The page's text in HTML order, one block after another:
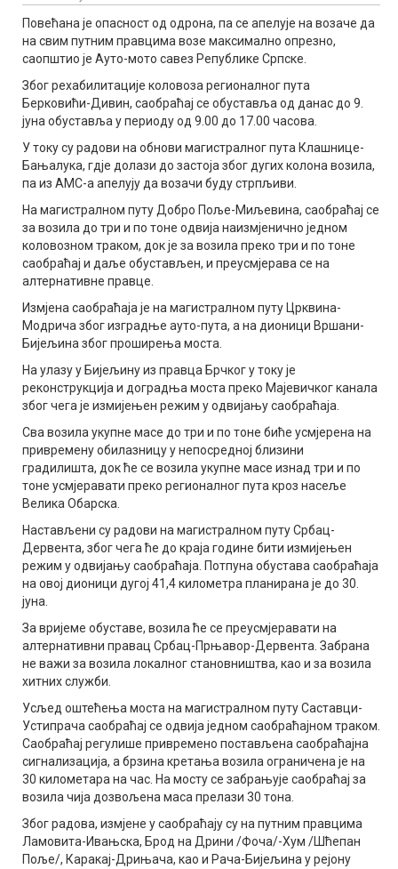
Повећана је опасност од одрона, па се апелује на возаче да
на свим путним правцима возе максимално опрезно,
саопштио је Ауто-мото савез Републике Српске.
Због рехабилитације коловоза регионалног пута
Берковићи-Дивин, саобраћај се обуставља од данас до 9.
јуна обуставља у периоду од 9.00 до 17.00 часова.
У току су радови на обнови магистралног пута Клашнице-
Бањалука, гдје долази до застоја због дугих колона возила,
па из АМС-а апелују да возачи буду стрпљиви.
На магистралном путу Добро Поље-Миљевина, саобраћај се
за возила до три и по тоне одвија наизмјенично једном
коловозном траком, док је за возила преко три и по тоне
саобраћај и даље обустављен, и преусмјерава се на
алтернативне правце.
Измјена саобраћаја је на магистралном путу Црквина-
Модрича због изградње ауто-пута, а на дионици Вршани-
Бијељина због проширења моста.
На улазу у Бијељину из правца Брчког у току је
реконструкција и доградња моста преко Мајевичког канала
због чега је измијењен режим у одвијању саобраћаја.
Сва возила укупне масе до три и по тоне биће усмјерена на
привремену обилазницу у непосредној близини
градилишта, док ће се возила укупне масе изнад три и по
тоне усмјеравати преко регионалног пута кроз насеље
Велика Обарска.
Настављени су радови на магистралном путу Србац-
Дервента, због чега ће до краја године бити измијењен
режим у одвијању саобраћаја. Потпуна обустава саобраћаја
на овој дионици дугој 41,4 километра планирана је до 30.
јуна.
За вријеме обуставе, возила ће се преусмјеравати на
алтернативни правац Србац-Прњавор-Дервента. Забрана
не важи за возила локалног становништва, као и за возила
хитних служби.
Усљед оштећења моста на магистралном путу Саставци-
Устипрача саобраћај се одвија једном саобраћајном траком.
Саобраћај регулише привремено постављена саобраћајна
сигнализација, а брзина кретања возила ограничена је на
30 километара на час. На мосту се забрањује саобраћај за
возила чија дозвољена маса прелази 30 тона.
Због радова, измјене у саобраћају су на путним правцима
Ламовита-Ивањска, Брод на Дрини /Фоча/-Хум /Шћепан
Поље/, Каракај-Дрињача, као и Рача-Бијељина у рејону